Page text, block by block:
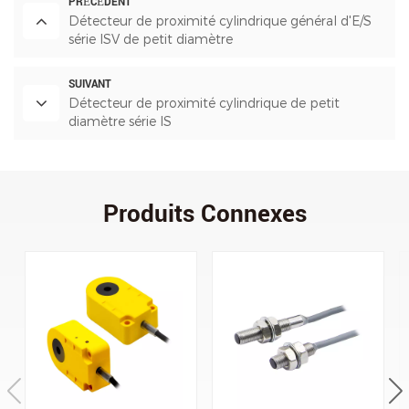
Détecteur de proximité cylindrique général d'E/S
série ISV de petit diamètre
SUIVANT
Détecteur de proximité cylindrique de petit
diamètre série IS
Produits Connexes